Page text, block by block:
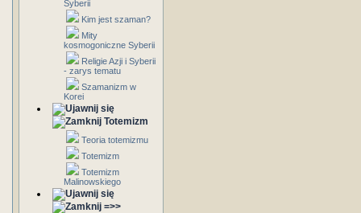
Syberii
Kim jest szaman?
Mity
kosmogoniczne Syberii
Religie Azji i Syberii
- zarys tematu
Szamanizm w
Korei
Totemizm
Teoria totemizmu
Totemizm
Totemizm
Malinowskiego
=>>